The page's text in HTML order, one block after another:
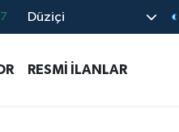
Düziçi
RESMİ İLANLAR